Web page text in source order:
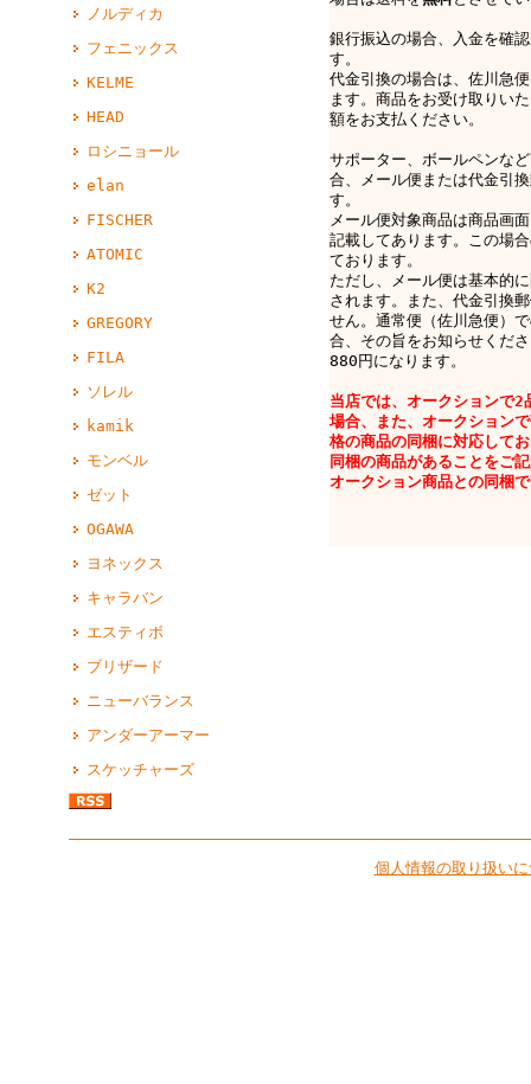
ノルディカ
フェニックス
KELME
HEAD
ロシニョール
elan
FISCHER
ATOMIC
K2
GREGORY
FILA
ソレル
kamik
モンベル
ゼット
OGAWA
ヨネックス
キャラバン
エスティボ
ブリザード
ニューバランス
アンダーアーマー
スケッチャーズ
銀行振込の場合、入金を確
す。
代金引換の場合は、佐川
ます。商品をお受け取りい
額をお支払ください。
サポーター、ボールペンな
合、メール便または代金引
す。
メール便対象商品は商品画
記載してあります。この場
ております。
ただし、メール便は基本的
されます。また、代金引換
せん。通常便（佐川急便）
合、その旨をお知らせくだ
880円になります。
当店では、オークションで2
場合、また、オークション
格の商品の同梱に対応して
同梱の商品があることをご
オークション商品との同梱
個人情報の取り扱い